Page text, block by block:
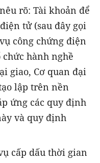
rõ: Tài khoản để
tử (sau đây gọi
công chứng điện
hành nghề
giao, Cơ quan đại
lập trên nền
ứng các quy định
và quy định
cấp dấu thời gian